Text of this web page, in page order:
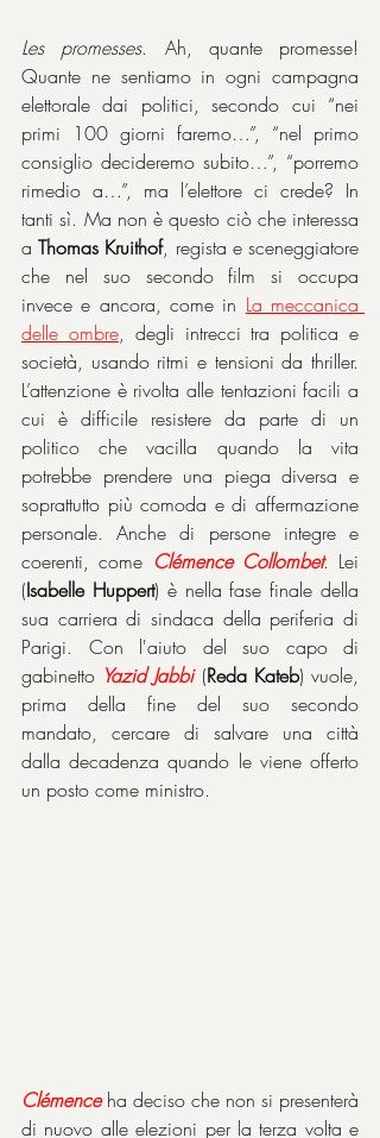
Les promesses. Ah, quante promesse!
Quante ne sentiamo in ogni campagna
elettorale dai politici, secondo cui “nei
primi 100 giorni faremo…”, “nel primo
consiglio decideremo subito…”, “porremo
rimedio a…”, ma l’elettore ci crede? In
tanti sì. Ma non è questo ciò che interessa
a Thomas Kruithof, regista e sceneggiatore
che nel suo secondo film si occupa
invece e ancora, come in La meccanica
delle ombre, degli intrecci tra politica e
società, usando ritmi e tensioni da thriller.
L’attenzione è rivolta alle tentazioni facili a
cui è difficile resistere da parte di un
politico che vacilla quando la vita
potrebbe prendere una piega diversa e
soprattutto più comoda e di affermazione
personale. Anche di persone integre e
coerenti, come Clémence Collombet. Lei
(Isabelle Huppert) è nella fase finale della
sua carriera di sindaca della periferia di
Parigi. Con l'aiuto del suo capo di
gabinetto Yazid Jabbi (Reda Kateb) vuole,
prima della fine del suo secondo
mandato, cercare di salvare una città
dalla decadenza quando le viene offerto
un posto come ministro.
Clémence ha deciso che non si presenterà
di nuovo alle elezioni per la terza volta e